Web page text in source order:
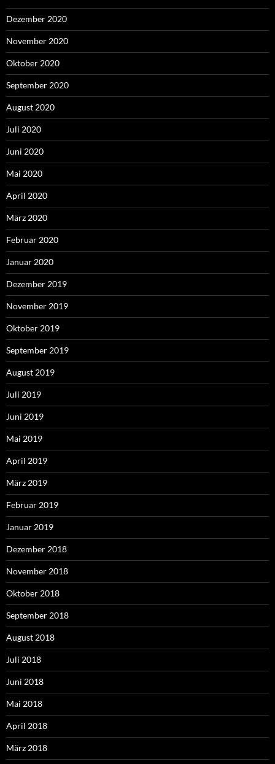
Dezember 2020
November 2020
Oktober 2020
September 2020
August 2020
Juli 2020
Juni 2020
Mai 2020
April 2020
März 2020
Februar 2020
Januar 2020
Dezember 2019
November 2019
Oktober 2019
September 2019
August 2019
Juli 2019
Juni 2019
Mai 2019
April 2019
März 2019
Februar 2019
Januar 2019
Dezember 2018
November 2018
Oktober 2018
September 2018
August 2018
Juli 2018
Juni 2018
Mai 2018
April 2018
März 2018